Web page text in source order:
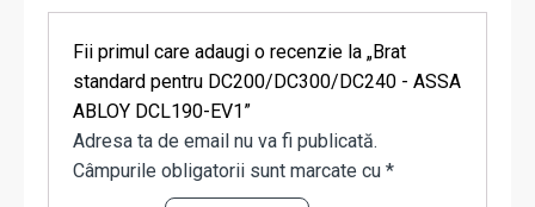
Fii primul care adaugi o recenzie la „Brat
standard pentru DC200/DC300/DC240 - ASSA
ABLOY DCL190-EV1”
Adresa ta de email nu va fi publicată.
Câmpurile obligatorii sunt marcate cu *